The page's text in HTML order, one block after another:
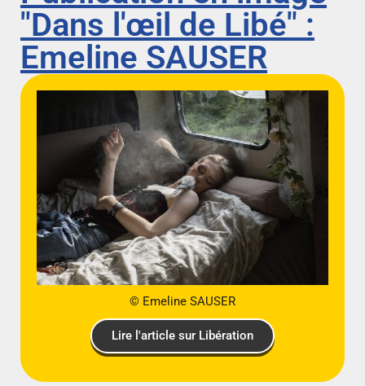
"Dans l'œil de Libé" :
Emeline SAUSER
© Emeline SAUSER
Lire l'article sur Libération